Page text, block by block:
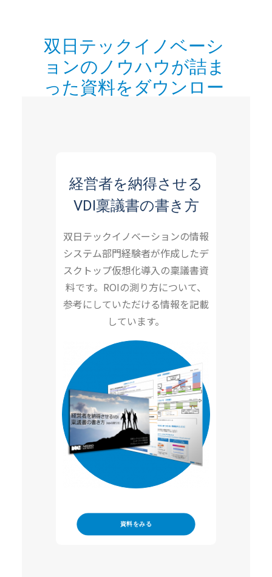
双日テックイノベーシ
ョンのノウハウが詰ま
った資料をダウンロー
経営者を納得させる
VDI稟議書の書き方
双日テックイノベーションの情報
システム部門経験者が作成したデ
スクトップ仮想化導入の稟議書資
料です。ROIの測り方について、
参考にしていただける情報を記載
しています。
資料をみる